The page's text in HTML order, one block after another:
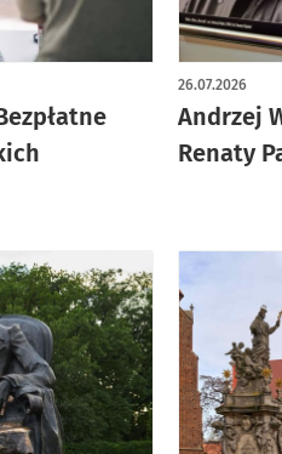
Andrzej
Renaty
26.07.2026
artykuł z